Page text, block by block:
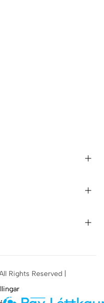
Rights Reserved |